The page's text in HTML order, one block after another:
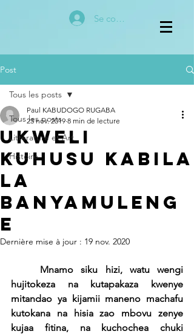
Se connecter
Post
Tous les posts
Littérature et Art
Histoire
Tous les posts
Ukweli
kuhusu kabila
la
Banyamuleng
e
Paul KABUDOGO RUGABA
23 nov. 2019 8 min de lecture
Dernière mise à jour : 19 nov. 2020
Mnamo siku hizi, watu wengi
hujitokeza na kutapakaza kwenye
mitandao ya kijamii maneno machafu
kutokana na hisia zao mbovu zenye
kujaa fitina, na kuchochea chuki